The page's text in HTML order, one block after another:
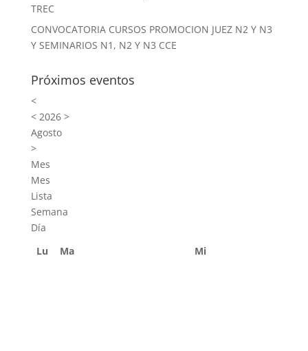
TREC
CONVOCATORIA CURSOS PROMOCION JUEZ N2 Y N3
Y SEMINARIOS N1, N2 Y N3 CCE
Próximos eventos
<
<2026 >
Agosto
>
Mes
Mes
Lista
Semana
Día
Lu
Ma Mi